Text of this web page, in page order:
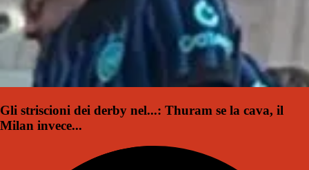
Gli striscioni dei derby nel...: Thuram se la cava, il
Milan invece...